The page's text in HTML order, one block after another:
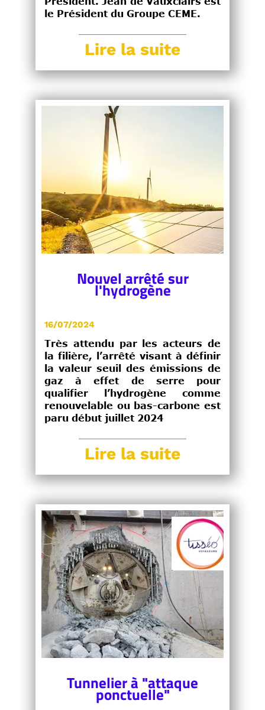
le Président du Groupe CEME.
Lire la suite
Nouvel arrêté sur
l'hydrogène
16/07/2024
Très attendu par les acteurs de
la filière, l’arrêté visant à définir
la valeur seuil des émissions de
gaz à effet de serre pour
qualifier l’hydrogène comme
renouvelable ou bas-carbone est
paru début juillet 2024
Lire la suite
Tunnelier à "attaque
ponctuelle"